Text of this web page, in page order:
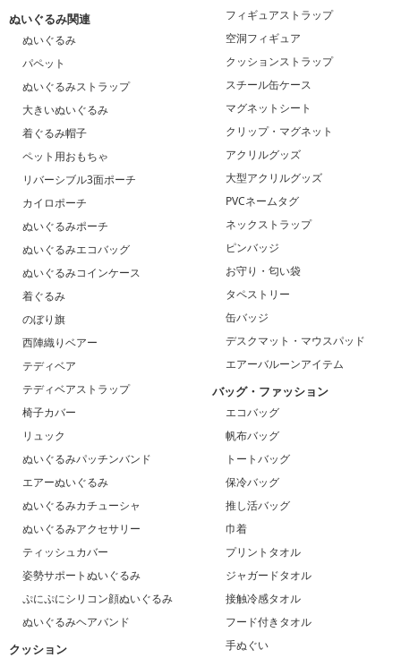
ぬいぐるみ関連
ぬいぐるみ
パペット
ぬいぐるみストラップ
大きいぬいぐるみ
着ぐるみ帽子
ペット用おもちゃ
リバーシブル3面ポーチ
カイロポーチ
ぬいぐるみポーチ
ぬいぐるみエコバッグ
ぬいぐるみコインケース
着ぐるみ
のぼり旗
西陣織りベアー
テディベア
テディベアストラップ
椅子カバー
リュック
ぬいぐるみパッチンバンド
エアーぬいぐるみ
ぬいぐるみカチューシャ
ぬいぐるみアクセサリー
ティッシュカバー
姿勢サポートぬいぐるみ
ぷにぷにシリコン顔ぬいぐるみ
ぬいぐるみヘアバンド
クッション
フィギュアストラップ
空洞フィギュア
クッションストラップ
スチール缶ケース
マグネットシート
クリップ・マグネット
アクリルグッズ
大型アクリルグッズ
PVCネームタグ
ネックストラップ
ピンバッジ
お守り・匂い袋
タペストリー
缶バッジ
デスクマット・マウスパッド
エアーバルーンアイテム
バッグ・ファッション
エコバッグ
帆布バッグ
トートバッグ
保冷バッグ
推し活バッグ
巾着
プリントタオル
ジャガードタオル
接触冷感タオル
フード付きタオル
手ぬぐい